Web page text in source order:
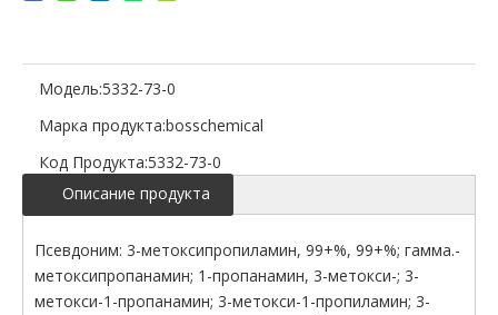
Модель:5332-73-0
Марка продукта:bosschemical
Код Продукта:5332-73-0
Описание продукта
Псевдоним: 3-метоксипропиламин, 99+%, 99+%; гамма.-
метоксипропанамин; 1-пропанамин, 3-метокси-; 3-
метокси-1-пропанамин; 3-метокси-1-пропиламин; 3-